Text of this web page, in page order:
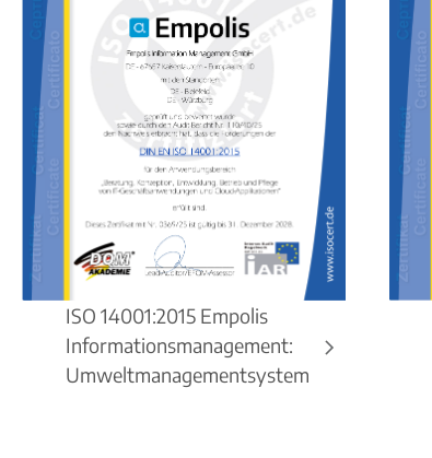
ISO 14001:2015 Empolis
Informationsmanagement:
Umweltmanagementsystem